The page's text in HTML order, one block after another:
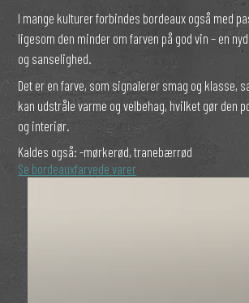
I mange kulturer forbindes bordeaux også med
ligesom den minder om farven på god vin – en
og sanselighed.
Det er en farve, som signalerer smag og klasse,
kan udstråle varme og velbehag, hvilket gør den
og interiør.
Kaldes også:-mørkerød, tranebærrød
Se bordeauxfarvede varer